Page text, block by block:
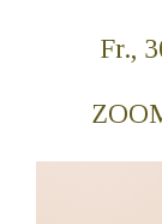
Fr.,